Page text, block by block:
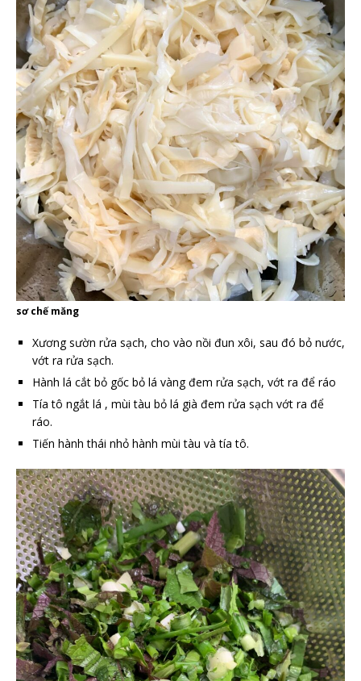
sơ chế măng
Xương sườn rửa sạch, cho vào nồi đun xôi, sau đó bỏ nước,
vớt ra rửa sạch.
Hành lá cắt bỏ gốc bỏ lá vàng đem rửa sạch, vớt ra để ráo
Tía tô ngắt lá , mùi tàu bỏ lá già đem rửa sạch vớt ra để
ráo.
Tiến hành thái nhỏ hành mùi tàu và tía tô.